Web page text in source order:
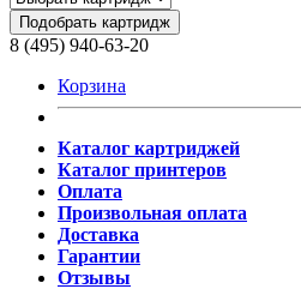
Подобрать картридж
8 (495) 940-63-20
Корзина
Каталог картриджей
Каталог принтеров
Оплата
Произвольная оплата
Доставка
Гарантии
Отзывы